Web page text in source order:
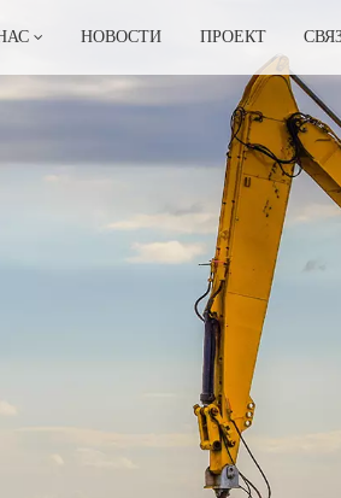
НОВОСТИ ПРОЕКТ